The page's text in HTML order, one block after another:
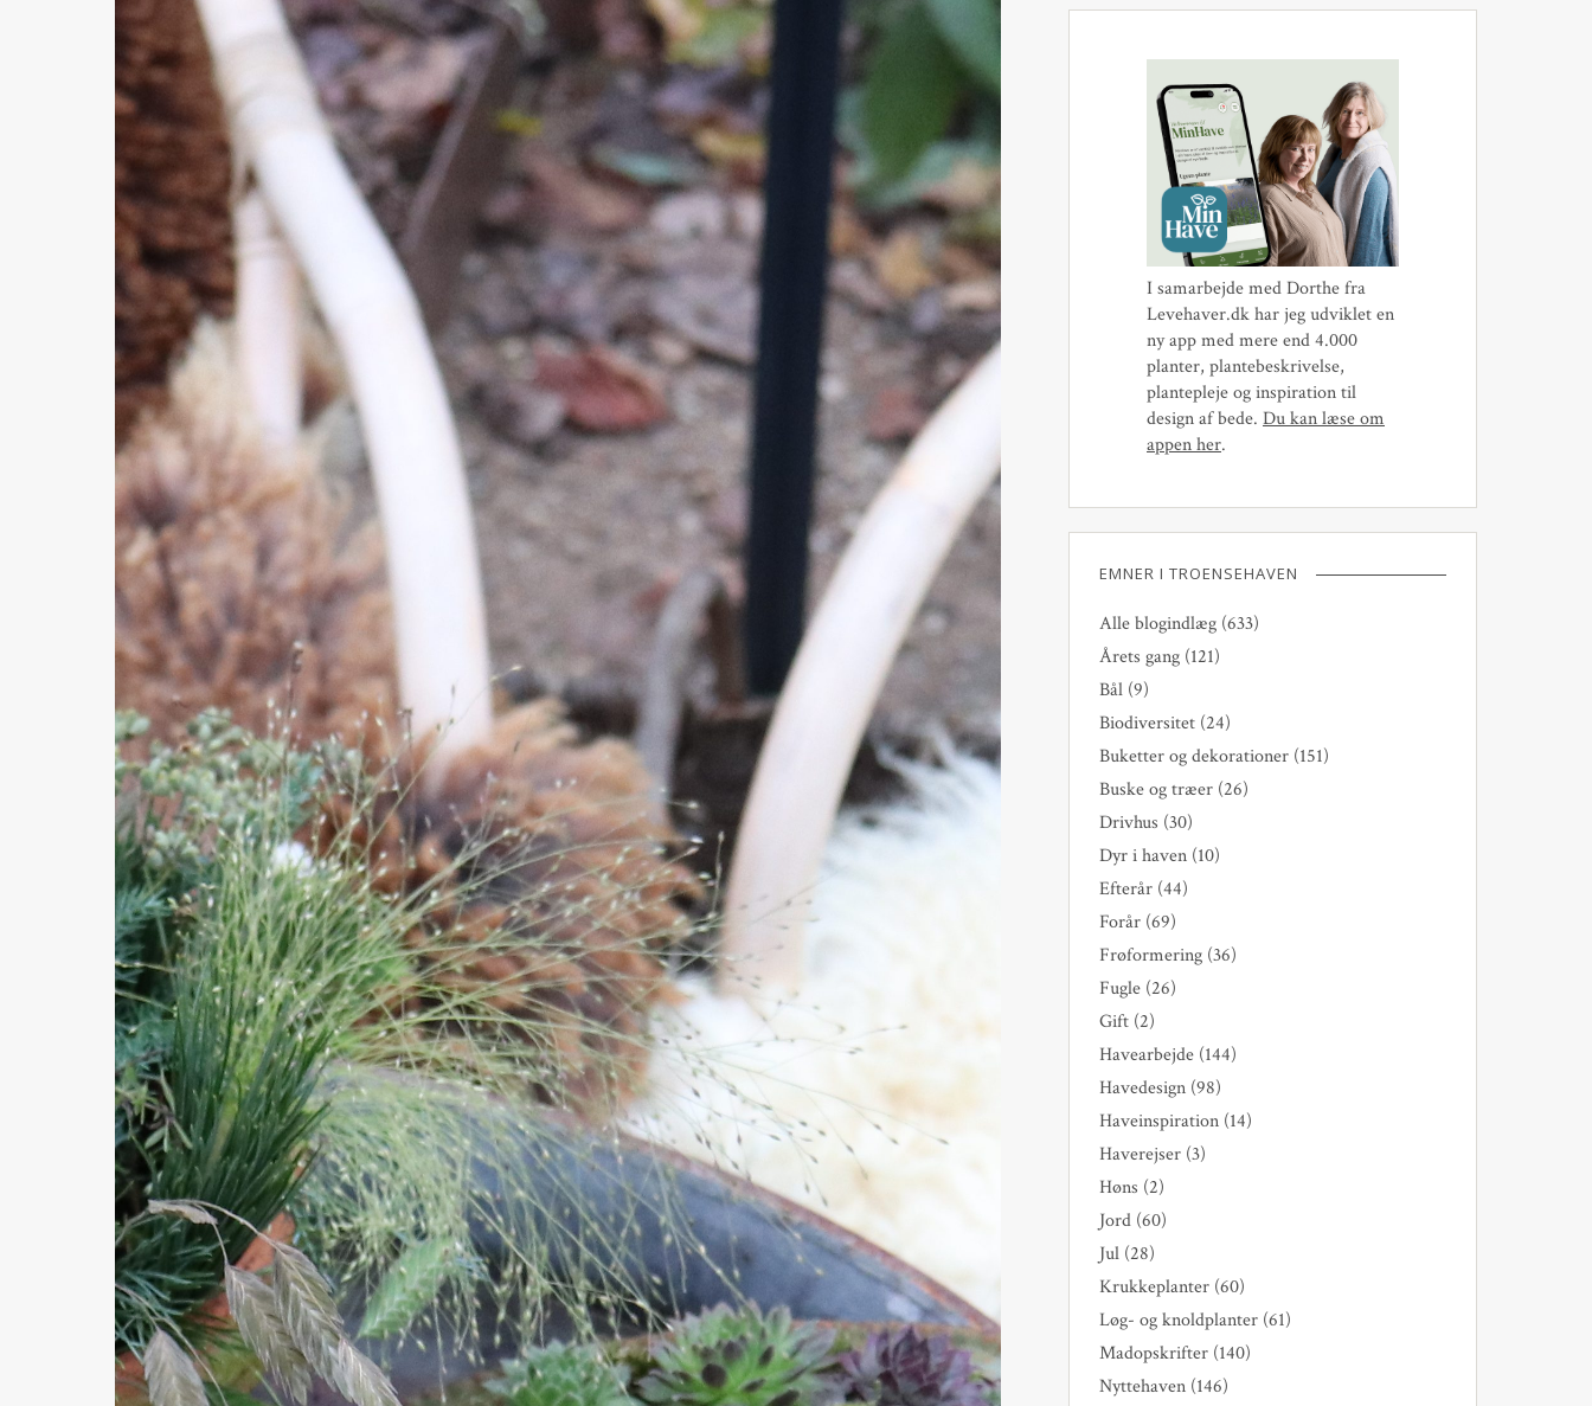
I samarbejde med Dorthe fra
Levehaver.dk har jeg udviklet en
ny app med mere end 4.000
planter, plantebeskrivelse,
plantepleje og inspiration til
design af bede. Du kan læse om
appen her.
EMNER I TROENSEHAVEN
Alle blogindlæg (633)
Årets gang (121)
Bål (9)
Biodiversitet (24)
Buketter og dekorationer (151)
Buske og træer (26)
Drivhus (30)
Dyr i haven (10)
Efterår (44)
Forår (69)
Frøformering (36)
Fugle (26)
Gift (2)
Havearbejde (144)
Havedesign (98)
Haveinspiration (14)
Haverejser (3)
Høns (2)
Jord (60)
Jul (28)
Krukkeplanter (60)
Løg- og knoldplanter (61)
Madopskrifter (140)
Nyttehaven (146)